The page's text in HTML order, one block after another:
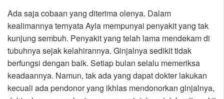
Ada saja cobaan yang diterima olenya. Dalam
kealimannya ternyata Ayla mempunyai penyakit yang tak
kunjung sembuh. Penyakit yang telah lama mendekam di
tubuhnya sejak kelahirannya. Ginjalnya sedikit tidak
berfungsi dengan baik. Setiap bulan selalu memeriksa
keadaannya. Namun, tak ada yang dapat dokter lakukan
kecuali ada pendonor yang ikhlas mendonorkan ginjalnya,